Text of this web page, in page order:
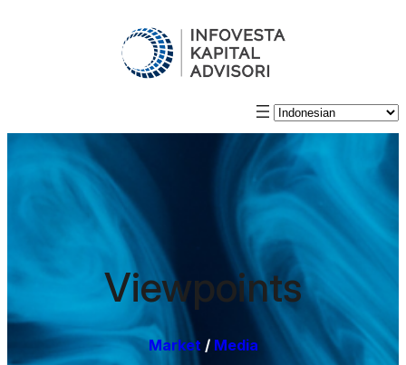
Viewpoints
Market / Media